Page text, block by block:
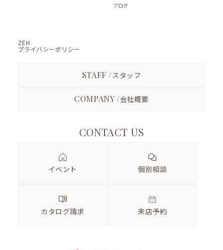
ブログ
ZEH
プライバシーポリシー
STAFF /スタッフ
COMPANY /会社概要
CONTACT US
イベント 個別相談
カタログ請求 来店予約